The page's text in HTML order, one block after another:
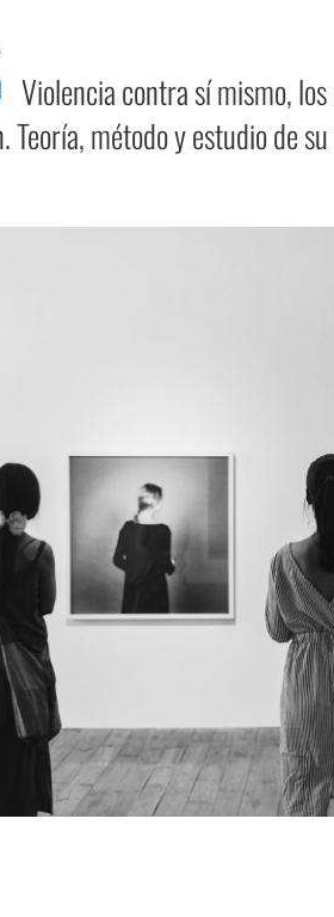
Violencia contra sí mismo,
Teoría, método y estudio de